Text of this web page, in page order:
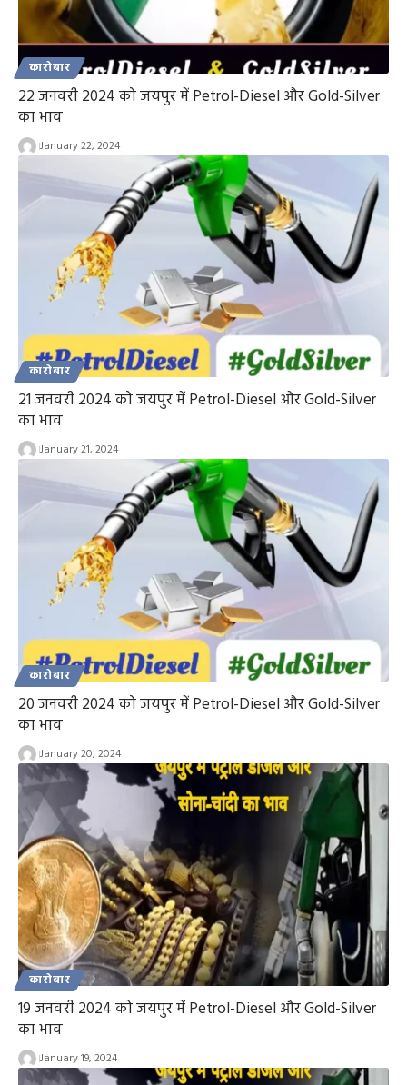
कारोबार
22 जनवरी 2024 को जयपुर में Petrol-Diesel और Gold-Silver
का भाव
January 22, 2024
कारोबार
21 जनवरी 2024 को जयपुर में Petrol-Diesel और Gold-Silver
का भाव
January 21, 2024
कारोबार
20 जनवरी 2024 को जयपुर में Petrol-Diesel और Gold-Silver
का भाव
January 20, 2024
कारोबार
19 जनवरी 2024 को जयपुर में Petrol-Diesel और Gold-Silver
का भाव
January 19, 2024